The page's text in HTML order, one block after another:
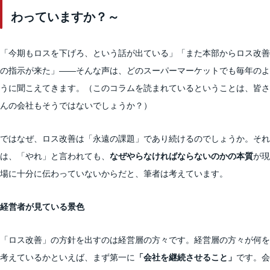
わっていますか？～
「今期もロスを下げろ、という話が出ている」「また本部からロス改善
の指示が来た」——そんな声は、どのスーパーマーケットでも毎年のよ
うに聞こえてきます。（このコラムを読まれているということは、皆さ
んの会社もそうではないでしょうか？）
ではなぜ、ロス改善は「永遠の課題」であり続けるのでしょうか。それ
は、「やれ」と言われても、 なぜやらなければならないのかの本質が現
場に十分に伝わっていないからだと、筆者は考えています。
経営者が見ている景色
「ロス改善」の方針を出すのは経営層の方々です。経営層の方々が何を
考えているかといえば、まず第一に
「会社を継続させること」 です。会